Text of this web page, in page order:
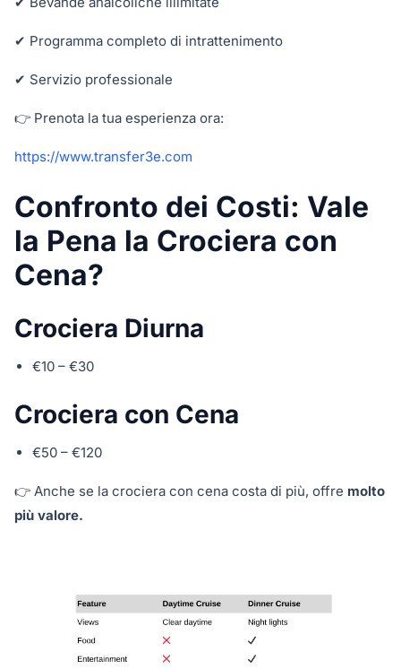
✔ Programma completo di intrattenimento
✔ Servizio professionale
👉 Prenota la tua esperienza ora:
https://www.transfer3e.com
Confronto dei Costi: Vale
la Pena la Crociera con
Cena?
Crociera Diurna
€10 – €30
Crociera con Cena
€50 – €120
👉 Anche se la crociera con cena costa di più, offre molto
più valore.